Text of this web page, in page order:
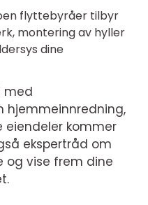
flyttebyråer tilbyr
montering av hyller
dine
med
hjemmeinnredning,
eiendeler kommer
ekspertråd om
og vise frem dine